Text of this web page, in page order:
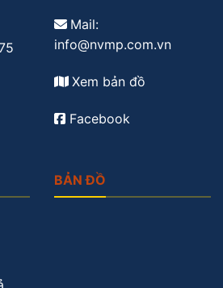
Mail:
info@nvmp.com.vn
Xem bản đồ
Facebook
BẢN ĐỒ